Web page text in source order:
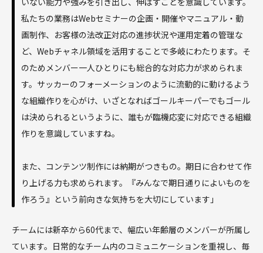
私たちの業務はWebセミナーの企画・開催やマニュアル・動
画制作、お客様の法改正対応の進捗状況や運用定着の管理な
ど、Webチャネル領域を活用することで多岐にわたります。そ
のためメンバー一人ひとりにも総合的な対応力が求められま
す。サッカーのフォーメーションのように流動的に動けるよう
な組織作りを心がけ、いざとなればゴールキーパーでもゴール
は決められるというように、誰もが臨機応変に対応できる組織
作りを意識していますね。
また、コンテンツ制作には納期がつきもの。期日に合わせて作
り上げる力も求められます。『みんなで期日通りによいものを
作ろう』という前向きな気持ちを大切にしています」
チームには新卒から60代まで、幅広い年齢層のメンバーが所属し
ています。日常的なチーム内のコミュニケーションを重視し、毎